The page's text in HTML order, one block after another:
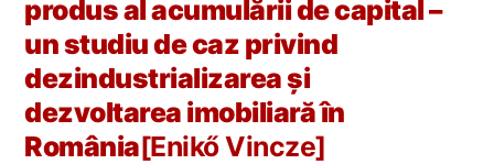
navigation
produs al acumulării de capital –
un studiu de caz privind
dezindustrializarea și
dezvoltarea imobiliară în
România[Enikő Vincze]